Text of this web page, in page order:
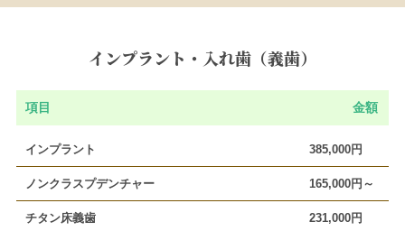
インプラント・入れ歯（義歯）
項目 金額
インプラント 385,000円
ノンクラスプデンチャー 165,000円～
チタン床義歯
231,000円